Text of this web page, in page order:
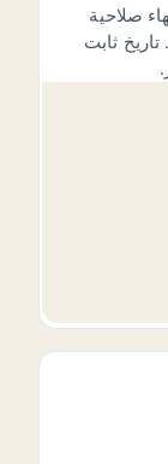
صلاحية
ثابت